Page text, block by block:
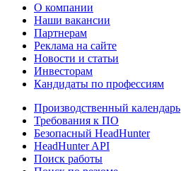
О компании
Наши вакансии
Партнерам
Реклама на сайте
Новости и статьи
Инвесторам
Кандидаты по профессиям
Производственный календарь
Требования к ПО
Безопасный HeadHunter
HeadHunter API
Поиск работы